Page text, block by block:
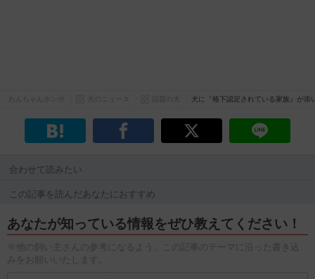
犬に『格下認定されている家族』が
合わせて読みたい
この記事を読んだあなたにおすすめ
あなたが知っている情報をぜひ教えてください！
※他の飼い主さんの参考になるよう、この記事のテーマに沿った書き込
みをお願いいたします。